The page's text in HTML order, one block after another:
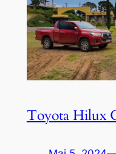
Toyota Hilux